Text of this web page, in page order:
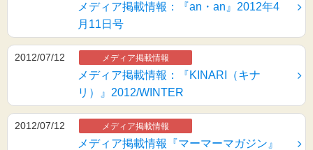
メディア掲載情報：『an・an』2012年4
月11日号
2012/07/12 メディア掲載情報
メディア掲載情報：『KINARI（キナ
リ）』2012/WINTER
2012/07/12 メディア掲載情報
メディア掲載情報『マーマーマガジン』